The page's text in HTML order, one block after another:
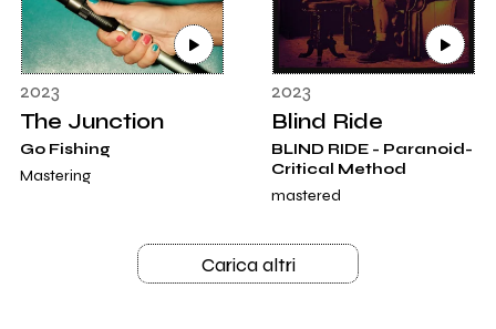
2023
The Junction
Go Fishing
Mastering
2023
Blind Ride
BLIND RIDE - Paranoid-
Critical Method
mastered
Carica altri